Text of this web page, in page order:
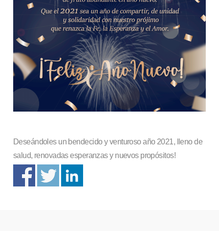
Deseándoles un bendecido y venturoso año 2021, lleno de
salud, renovadas esperanzas y nuevos propósitos!